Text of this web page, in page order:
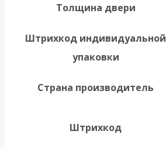
Толщина двери
Штрихкод индивидуальной
упаковки
Страна производитель
Штрихкод